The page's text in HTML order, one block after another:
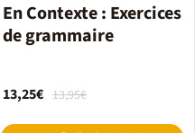
En Contexte : Exercices
de grammaire
13,95€
13,25€